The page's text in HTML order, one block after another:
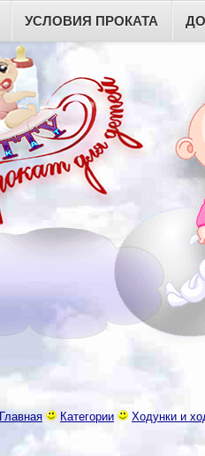
УСЛОВИЯ ПРОКАТА
Главная Категории Ходунки и